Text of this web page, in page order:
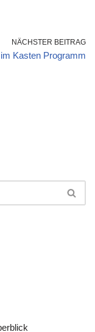
NÄCHSTER BEITRAG
Kasten Programm